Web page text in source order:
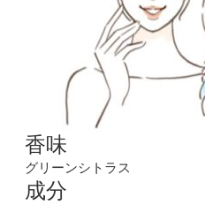
香味
グリーンシトラス
成分